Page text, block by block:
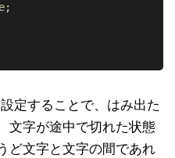
;
定することで、はみ出た
文字が途中で切れた状態
ど文字と文字の間であれ